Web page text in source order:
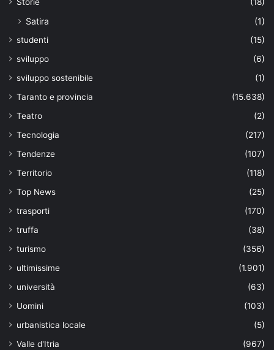
Satira (1)
studenti
(15)
sviluppo
(6)
sviluppo sostenibile
(1)
Taranto e provincia
(15.638)
Teatro
(2)
Tecnologia
(217)
Tendenze
(107)
Territorio
(118)
Top News
(25)
trasporti
(170)
truffa
(38)
turismo
(356)
ultimissime
(1.901)
università
(63)
Uomini
(103)
urbanistica locale
(5)
Valle d'Itria
(967)